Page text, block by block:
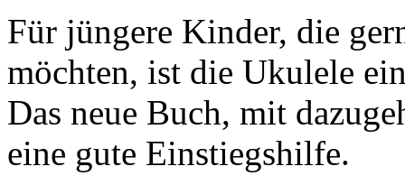
Für jüngere Kinder, die
möchten, ist die Ukulele
Das neue Buch, mit
eine gute Einstiegshilfe.